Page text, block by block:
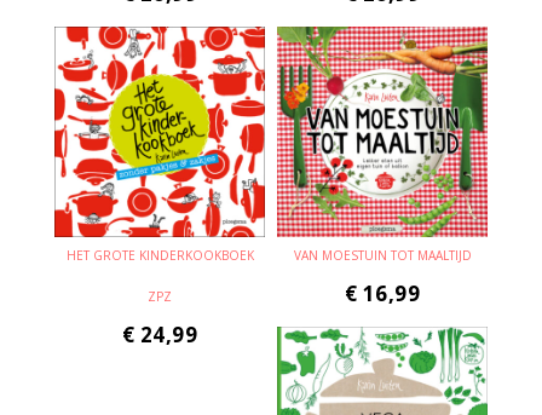
HET GROTE KINDERKOOKBOEK
ZPZ
€ 24,99
VAN MOESTUIN TOT MAALTIJD
€ 16,99